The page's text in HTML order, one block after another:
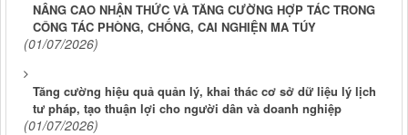
NÂNG CAO NHẬN THỨC VÀ TĂNG CƯỜNG HỢP TÁC TRONG
CÔNG TÁC PHÒNG, CHỐNG, CAI NGHIỆN MA TÚY
(01/07/2026)
Tăng cường hiệu quả quản lý, khai thác cơ sở dữ liệu lý lịch
tư pháp, tạo thuận lợi cho người dân và doanh nghiệp
(01/07/2026)